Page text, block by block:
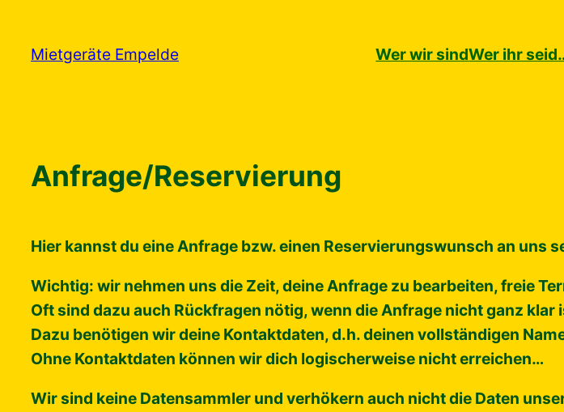
springen
Mietgeräte Empelde Wer wir sindWer ihr
Anfrage/Reservierung
Hier kannst du eine Anfrage bzw. einen Reservierungswunsch an uns
Wichtig: wir nehmen uns die Zeit, deine Anfrage zu bearbeiten, freie
Oft sind dazu auch Rückfragen nötig, wenn die Anfrage nicht ganz
Dazu benötigen wir deine Kontaktdaten, d.h. deinen vollständigen
Ohne Kontaktdaten können wir dich logischerweise nicht erreichen…
Wir sind keine Datensammler und verhökern auch nicht die Daten